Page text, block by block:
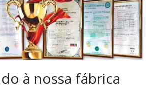
à nossa fábrica